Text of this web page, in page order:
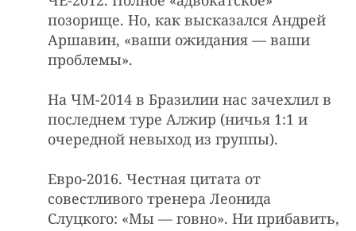
позорище. Но, как высказался Андрей
Аршавин, «ваши ожидания — ваши
проблемы».
На ЧМ-2014 в Бразилии нас зачехлил в
последнем туре Алжир (ничья 1:1 и
очередной невыход из группы).
Евро-2016. Честная цитата от
совестливого тренера Леонида
Слуцкого: «Мы — говно». Ни прибавить,